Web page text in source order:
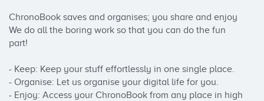
ChronoBook saves and organises; you share and enjoy
We do all the boring work so that you can do the fun
part!
- Keep: Keep your stuff effortlessly in one single place.
- Organise: Let us organise your digital life for you.
- Enjoy: Access your ChronoBook from any place in high